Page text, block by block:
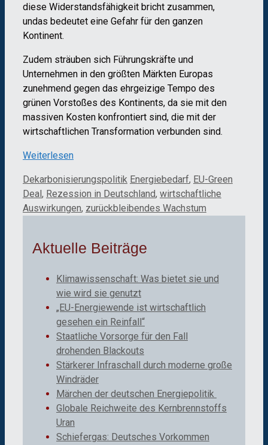
diese Widerstandsfähigkeit bricht zusammen,
undas bedeutet eine Gefahr für den ganzen
Kontinent.
Zudem sträuben sich Führungskräfte und
Unternehmen in den größten Märkten Europas
zunehmend gegen das ehrgeizige Tempo des
grünen Vorstoßes des Kontinents, da sie mit den
massiven Kosten konfrontiert sind, die mit der
wirtschaftlichen Transformation verbunden sind.
Weiterlesen
Kategorien
Dekarbonisierungspolitik Schlagwörter
Energiebedarf, EU-Green
Deal, Rezession in Deutschland, wirtschaftliche
Auswirkungen, zurückbleibendes Wachstum
Aktuelle Beiträge
Klimawissenschaft: Was bietet sie und
wie wird sie genutzt
„EU-Energiewende ist wirtschaftlich
gesehen ein Reinfall“
Staatliche Vorsorge für den Fall
drohenden Blackouts
Stärkerer Infraschall durch moderne große
Windräder
Märchen der deutschen Energiepolitik
Globale Reichweite des Kernbrennstoffs
Uran
Schiefergas: Deutsches Vorkommen